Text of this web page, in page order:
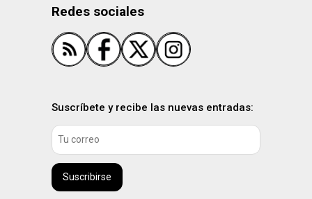
Redes sociales
Suscríbete y recibe las nuevas entradas:
Suscribirse